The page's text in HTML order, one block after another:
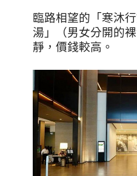
臨路相望的「寒沐行
湯」（男女分開的
靜，價錢較高。